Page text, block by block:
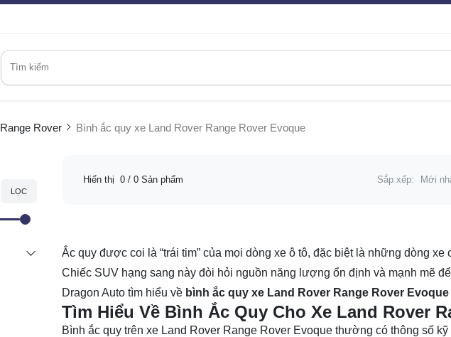
Range Rover Bình ắc quy xe Land Rover Range Rover Evoque
LỌC
Hiển thị 0/ 0 Sản phẩm Sắp xếp: Mới
Ắc quy được coi là “trái tim” của mọi dòng xe ô tô, đặc biệt là những dòng
Chiếc SUV hạng sang này đòi hỏi nguồn năng lượng ổn định và mạnh mẽ
Dragon Auto tìm hiểu về bình ắc quy xe Land Rover Range Rover Evoque
Tìm Hiểu Về Bình Ắc Quy Cho Xe Land Rover
Bình ắc quy trên xe Land Rover Range Rover Evoque thường có thông số